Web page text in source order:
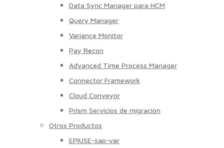
Data Sync Manager para HCM
Query Manager
Variance Monitor
Pay Recon
Advanced Time Process Manager
Connector Framework
Cloud Conveyor
Prism Servicios de migración
Otros Productos
EPIUSE-sap-var